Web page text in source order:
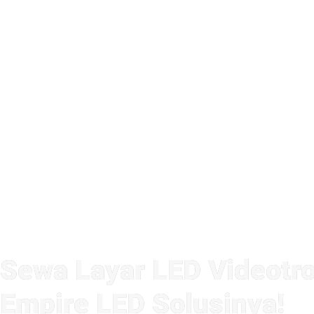
Sewa Layar LED
Empire LED Solusinya!